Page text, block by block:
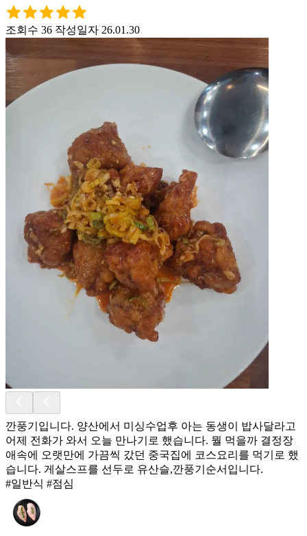
조회수 36 작성일자 26.01.30
깐풍기입니다. 양산에서 미싱수업후 아는 동생이 밥사달라고
어제 전화가 와서 오늘 만나기로 했습니다. 뭘 먹을까 결정장
애속에 오랫만에 가끔씩 갔던 중국집에 코스요리를 먹기로 했
습니다. 게살스프를 선두로 유산슬,깐풍기순서입니다.
#일반식 #점심